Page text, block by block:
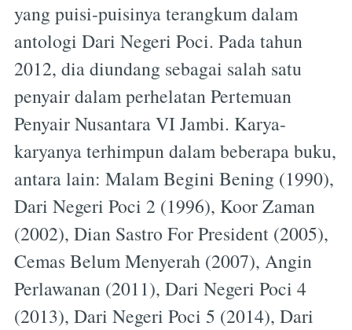
yang puisi-puisinya terangkum dalam
antologi Dari Negeri Poci. Pada tahun
2012, dia diundang sebagai salah satu
penyair dalam perhelatan Pertemuan
Penyair Nusantara VI Jambi. Karya-
karyanya terhimpun dalam beberapa buku,
antara lain: Malam Begini Bening (1990),
Dari Negeri Poci 2 (1996), Koor Zaman
(2002), Dian Sastro For President (2005),
Cemas Belum Menyerah (2007), Angin
Perlawanan (2011), Dari Negeri Poci 4
(2013), Dari Negeri Poci 5 (2014), Dari